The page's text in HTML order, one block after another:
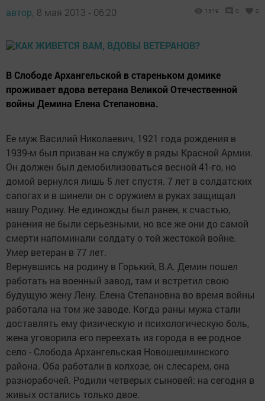
автор, 8 мая 2013 - 06:20 1519 0 0
В Слободе Архангельской в стареньком домике
проживает вдова ветерана Великой Отечественной
войны Демина Елена Степановна.
Ее муж Василий Николаевич, 1921 года рождения в
1939-м был призван на службу в ряды Красной Армии.
Он должен был демобилизоваться весной 41-го, но
домой вернулся лишь 5 лет спустя. 7 лет в солдатских
сапогах и в шинели он с оружием в руках защищал
нашу Родину. Не единожды был ранен, к счастью,
ранения не были серьезными, но все же они до самой
смерти напоминали солдату о той жестокой войне.
Умер ветеран в 77 лет.
Вернувшись на родину в Горький, В.А. Демин пошел
работать на военный завод, там и встретил свою
будущую жену Лену. Елена Степановна во время войны
работала на том же заводе. Когда раны мужа стали
доставлять ему физическую и психологическую боль,
жена уговорила его переехать из города в ее родное
село - Слобода Архангельская Новошешминского
района. Оба работали в колхозе, он слесарем, она
разнорабочей. Родили четверых сыновей: на сегодня в
живых остались только двое.